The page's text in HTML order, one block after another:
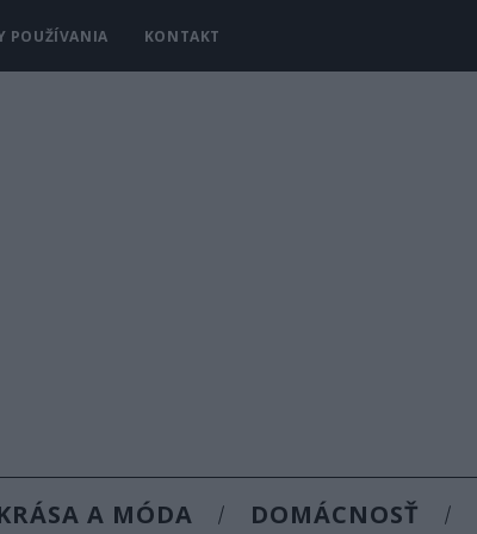
POUŽÍVANIA KONTAKT
A MÓDA DOMÁCNOSŤ